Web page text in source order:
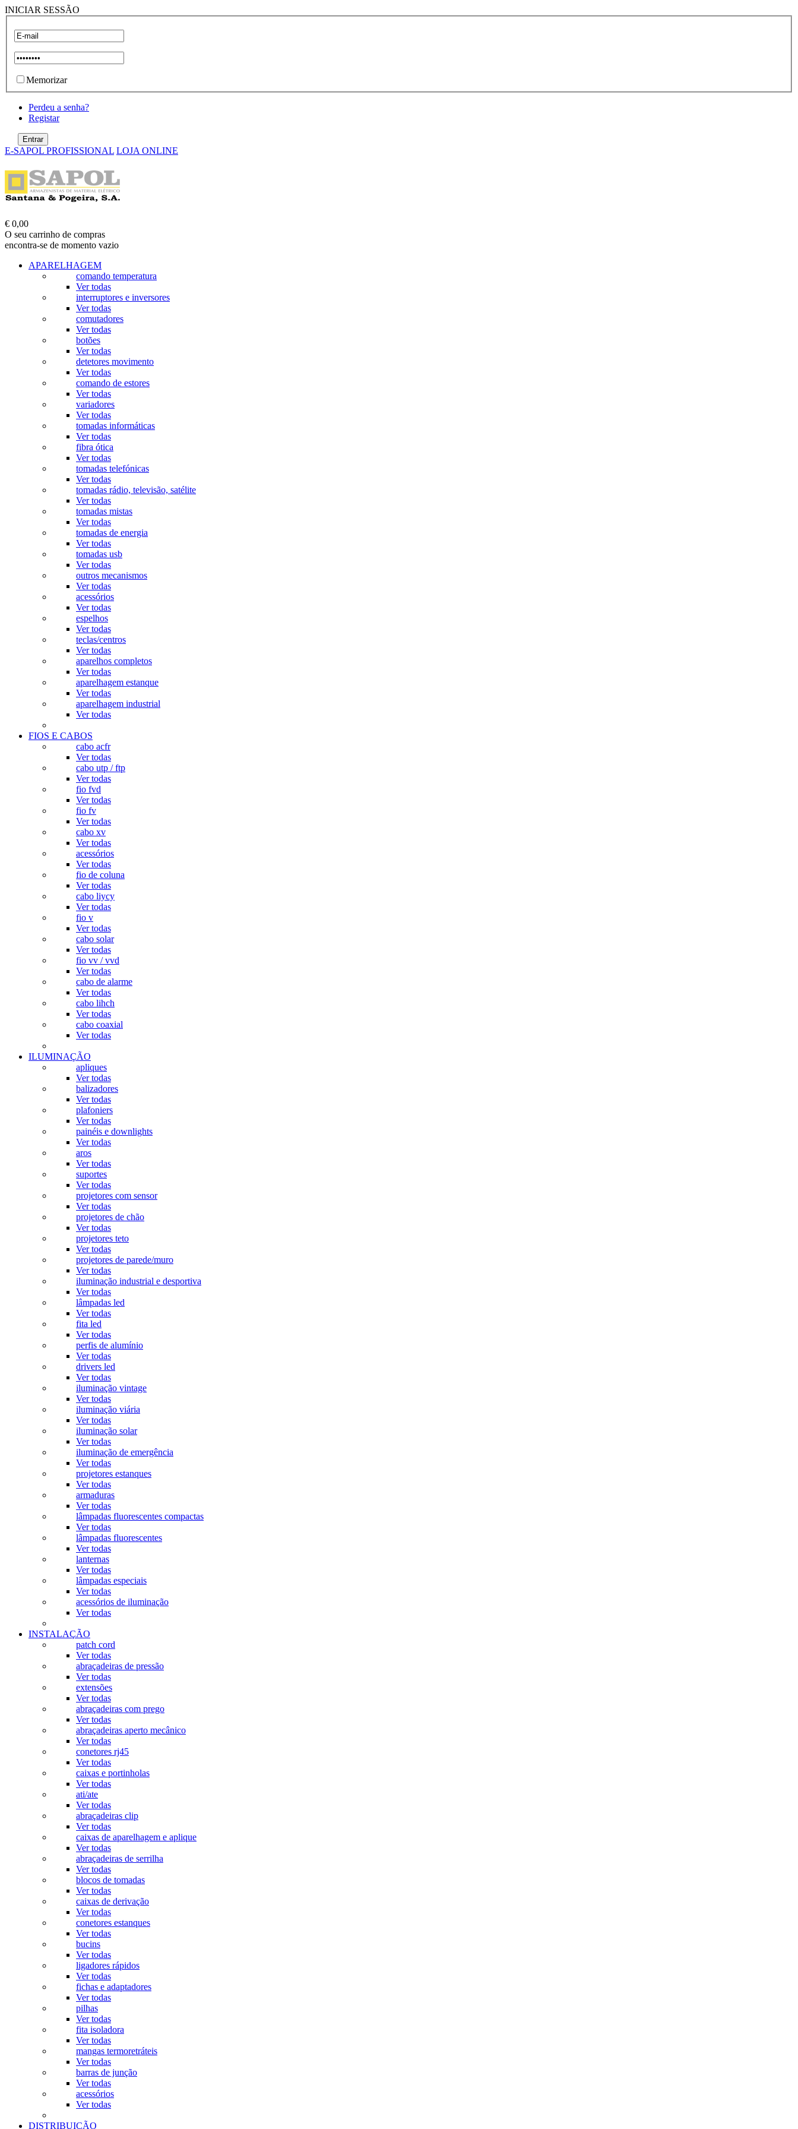
INICIAR SESSÃO
Memorizar
Perdeu a senha?
Registar
E-SAPOL PROFISSIONAL LOJA ONLINE
€ 0,00
O seu carrinho de compras
encontra-se de momento vazio
APARELHAGEM
comando temperatura
Ver todas
interruptores e inversores
Ver todas
comutadores
Ver todas
botões
Ver todas
detetores movimento
Ver todas
comando de estores
Ver todas
variadores
Ver todas
tomadas informáticas
Ver todas
fibra ótica
Ver todas
tomadas telefónicas
Ver todas
tomadas rádio, televisão, satélite
Ver todas
tomadas mistas
Ver todas
tomadas de energia
Ver todas
tomadas usb
Ver todas
outros mecanismos
Ver todas
acessórios
Ver todas
espelhos
Ver todas
teclas/centros
Ver todas
aparelhos completos
Ver todas
aparelhagem estanque
Ver todas
aparelhagem industrial
Ver todas
FIOS E CABOS
cabo acfr
Ver todas
cabo utp / ftp
Ver todas
fio fvd
Ver todas
fio fv
Ver todas
cabo xv
Ver todas
acessórios
Ver todas
fio de coluna
Ver todas
cabo liycy
Ver todas
fio v
Ver todas
cabo solar
Ver todas
fio vv / vvd
Ver todas
cabo de alarme
Ver todas
cabo lihch
Ver todas
cabo coaxial
Ver todas
ILUMINAÇÃO
apliques
Ver todas
balizadores
Ver todas
plafoniers
Ver todas
painéis e downlights
Ver todas
aros
Ver todas
suportes
Ver todas
projetores com sensor
Ver todas
projetores de chão
Ver todas
projetores teto
Ver todas
projetores de parede/muro
Ver todas
iluminação industrial e desportiva
Ver todas
lâmpadas led
Ver todas
fita led
Ver todas
perfis de alumínio
Ver todas
drivers led
Ver todas
iluminação vintage
Ver todas
iluminação viária
Ver todas
iluminação solar
Ver todas
iluminação de emergência
Ver todas
projetores estanques
Ver todas
armaduras
Ver todas
lâmpadas fluorescentes compactas
Ver todas
lâmpadas fluorescentes
Ver todas
lanternas
Ver todas
lâmpadas especiais
Ver todas
acessórios de iluminação
Ver todas
INSTALAÇÃO
patch cord
Ver todas
abraçadeiras de pressão
Ver todas
extensões
Ver todas
abraçadeiras com prego
Ver todas
abraçadeiras aperto mecânico
Ver todas
conetores rj45
Ver todas
caixas e portinholas
Ver todas
ati/ate
Ver todas
abraçadeiras clip
Ver todas
caixas de aparelhagem e aplique
Ver todas
abraçadeiras de serrilha
Ver todas
blocos de tomadas
Ver todas
caixas de derivação
Ver todas
conetores estanques
Ver todas
bucins
Ver todas
ligadores rápidos
Ver todas
fichas e adaptadores
Ver todas
pilhas
Ver todas
fita isoladora
Ver todas
mangas termoretráteis
Ver todas
barras de junção
Ver todas
acessórios
Ver todas
DISTRIBUIÇÃO